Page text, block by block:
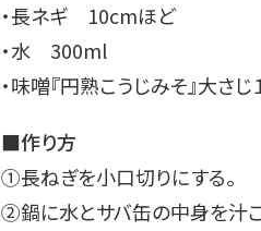
・長ネギ 10cmほど
・水 300ml
・味噌󠄀『円熟こうじみそ』大さじ
■作り方
①長ねぎを小口切りにする。
②鍋に水とサバ缶の中身を汁